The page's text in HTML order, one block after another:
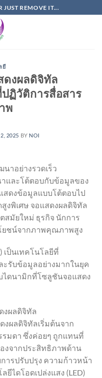
JUST REMOVE IT...
ยี
ดงผลดิจิทัล
ฏิวัติการสื่อสาร
พ
2025 BY NOI
าอย่างรวดเร็ว
และโต้ตอบกับข้อมูลของ
สดงข้อมูลแบบโต้ตอบไป
งพิเศษ จอแสดงผลดิจิทัล
สมัยใหม่ ธุรกิจ นักการ
ยชน์จากภาพคุณภาพสูง
เป็นเทคโนโลยีที่
ะรับข้อมูลอย่างมากในยุค
ไดนามิกที่โซลูชันจอแสดง
งผลดิจิทัล
งผลดิจิทัลเริ่มต้นจาก
รมดา ซึ่งค่อยๆ ถูกแทนที่
องจากประสิทธิภาพด้าน
ารปรับปรุง ความก้าวหน้า
ไดโอดเปล่งแสง (LED)